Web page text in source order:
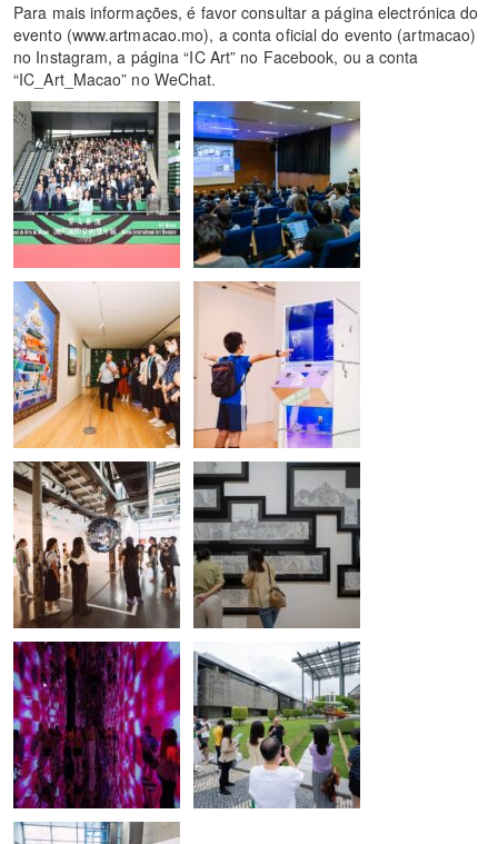
Para mais informações, é favor consultar a página electrónica do
evento (www.artmacao.mo), a conta oficial do evento (artmacao)
no Instagram, a página “IC Art” no Facebook, ou a conta
“IC_Art_Macao” no WeChat.